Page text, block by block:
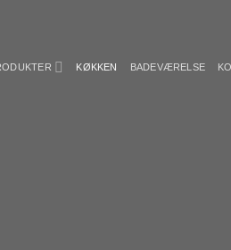
KØKKEN BADEVÆRELSE